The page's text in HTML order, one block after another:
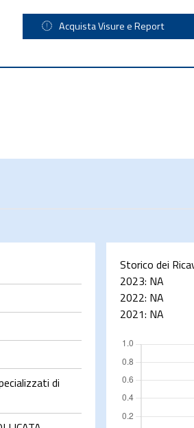
Acquista Visure e Report
di
Storico dei
2023: NA
2022: NA
2021: NA